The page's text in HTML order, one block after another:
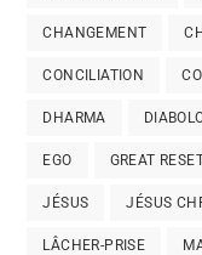
CHANGEMENT
CONCILIATION
DHARMA
EGO GREAT
JÉSUS JÉSUS
LÂCHER-PRISE